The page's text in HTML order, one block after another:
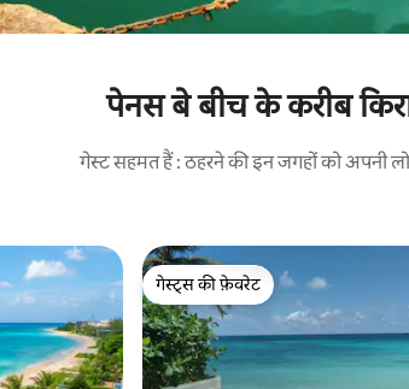
पेनस बे बीच के करीब
गेस्ट सहमत हैं : ठहरने की इन जगहों को अपनी
गेस्ट्स की फ़ेवरेट
गेस्ट्स की फ़ेवरेट